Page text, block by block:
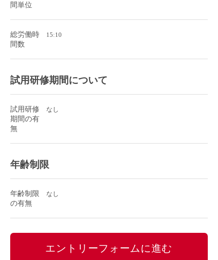
間単位
総労働時
間数
15:10
試用研修期間について
試用研修
期間の有
無
なし
年齢制限
年齢制限
の有無
なし
エントリーフォームに進む